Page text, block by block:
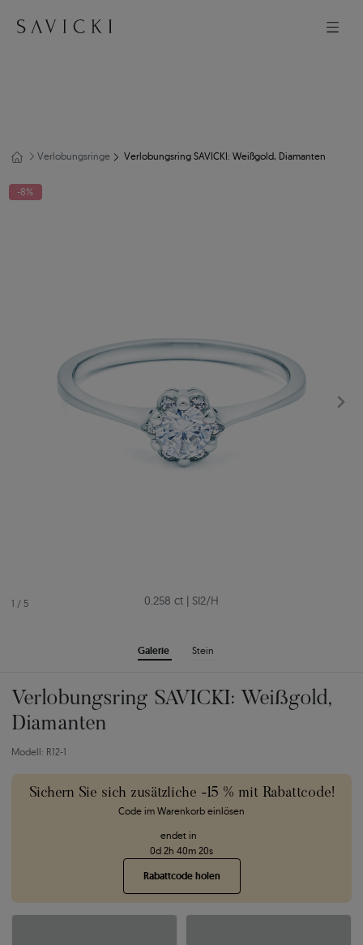
Verlobungsringe Verlobungsring SAVICKI: Weißgold, Diamanten
1 / 5
Galerie Stein
-8%
0.258 ct | SI2/H
Verlobungsring SAVICKI: Weißgold,
Diamanten
Modell: R12-1
Sichern Sie sich zusätzliche -15 % mit Rabattcode!
Code im Warenkorb einlösen
endet in
0d 2h 40m 19s
Rabattcode holen